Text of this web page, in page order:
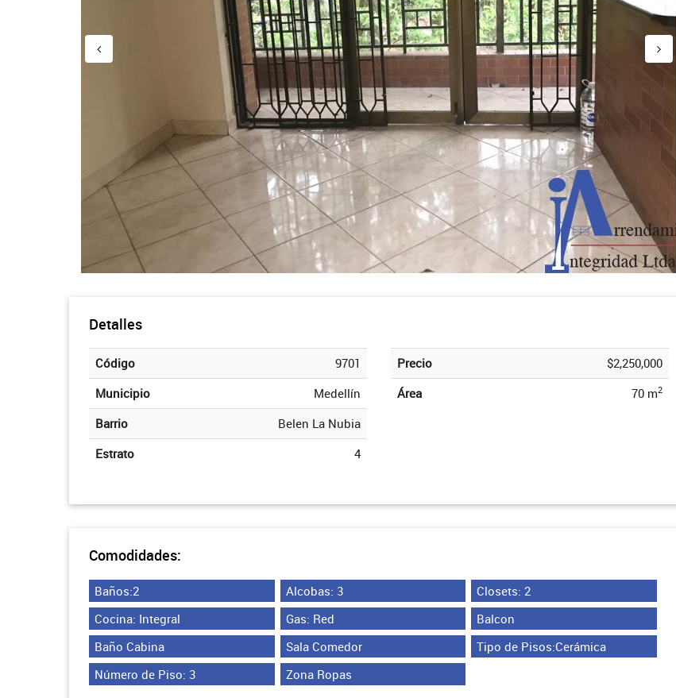
Detalles
Código
9701
Municipio
Medellín
Barrio
Belen La Nubia
Estrato
4
Precio
$2,250,000
Área
70 m2
Comodidades:
Baños:2 Alcobas: 3
Closets: 2
Cocina: Integral
Gas: Red
Balcon
Baño Cabina
Sala Comedor
Tipo de Pisos:Cerámica
Número de Piso: 3
Zona Ropas